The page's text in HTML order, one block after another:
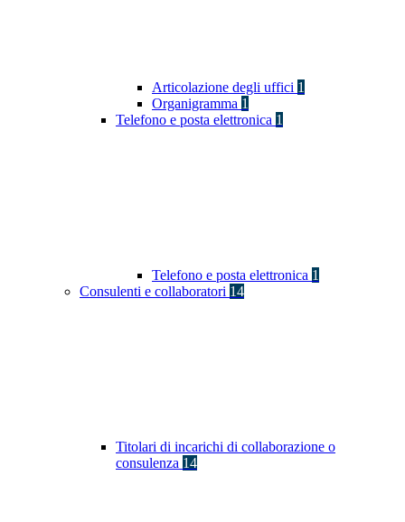
Articolazione degli uffici 1
Organigramma 1
Telefono e posta elettronica 1
Telefono e posta elettronica 1
Consulenti e collaboratori 14
Titolari di incarichi di collaborazione o
consulenza 14